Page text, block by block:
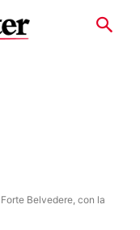
Belvedere, con la